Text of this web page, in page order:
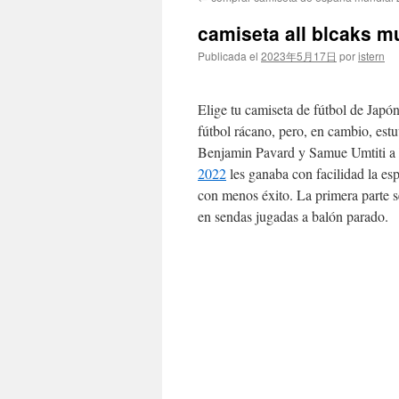
contenido
camiseta all blcaks
Publicada el 2023年5月17日 poristern
Elige tu camiseta de fútbol de
fútbol rácano, pero, en cambio,
Benjamin Pavard y Samue Umtiti
2022les ganaba con facilidad la
con menos éxito. La primera parte
en sendas jugadas a balón parado.